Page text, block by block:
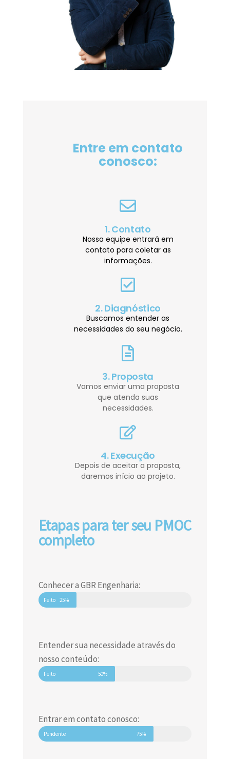
Entre em contato
conosco:
1. Contato
Nossa equipe entrará em
contato para coletar as
informações.
2. Diagnóstico
Buscamos entender as
necessidades do seu negócio.
3. Proposta
Vamos enviar uma proposta
que atenda suas
necessidades.
4. Execução
Depois de aceitar a proposta,
daremos início ao projeto.
Etapas para ter seu PMOC
completo
Conhecer a GBR Engenharia:
Feito 25%
Entender sua necessidade através do
nosso conteúdo:
Feito 50%
Entrar em contato conosco:
Pendente 75%